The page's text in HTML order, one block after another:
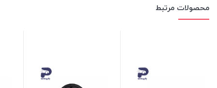
محصولات مرتبط